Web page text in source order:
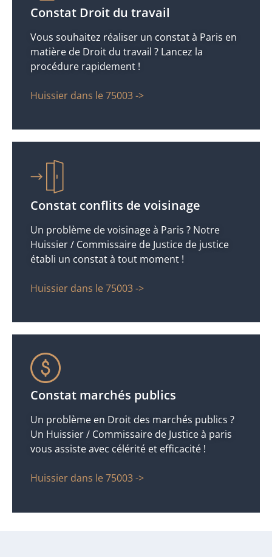
Constat Droit du travail
Vous souhaitez réaliser un constat à Paris en
matière de Droit du travail ? Lancez la
procédure rapidement !
Huissier dans le 75003 ->
Constat conflits de voisinage
Un problème de voisinage à Paris ? Notre
Huissier / Commissaire de Justice de justice
établi un constat à tout moment !
Huissier dans le 75003 ->
Constat marchés publics
Un problème en Droit des marchés publics ?
Un Huissier / Commissaire de Justice à paris
vous assiste avec célérité et efficacité !
Huissier dans le 75003 ->